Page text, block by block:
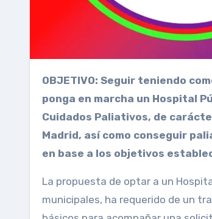
OBJETIVO: Seguir teniendo como prioritario el objetivo de optar a que en Aranjuez se construya y
ponga en marcha un Hospital
Cuidados Paliativos, de
Madrid, así como conseguir
en base a los objetivos
La propuesta de optar a un
municipales, ha requerido de un